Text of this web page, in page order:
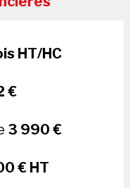
HT/HC
€
3 990 €
€ HT